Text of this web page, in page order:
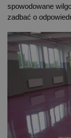
spowodowane
zadbać o